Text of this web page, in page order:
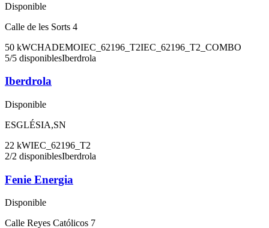
Disponible
Calle de les Sorts 4
50 kWCHADEMOIEC_62196_T2IEC_62196_T2_COMBO
5/5 disponiblesIberdrola
Iberdrola
Disponible
ESGLÉSIA,SN
22 kWIEC_62196_T2
2/2 disponiblesIberdrola
Fenie Energia
Disponible
Calle Reyes Católicos 7